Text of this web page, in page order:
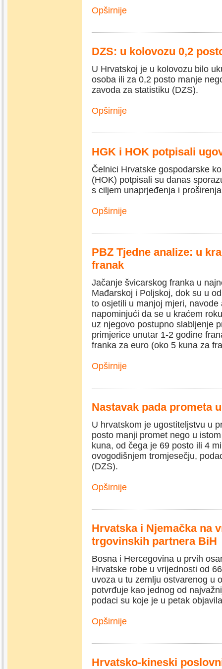
Opširnije
DZS: u kolovozu 0,2
U Hrvatskoj je u kolovozu bilo
osoba ili za 0,2 posto manje
zavoda za statistiku (DZS).
Opširnije
HGK i HOK potpisali
Čelnici Hrvatske gospodarske
(HOK) potpisali su danas
s ciljem unaprjeđenja i
Opširnije
PBZ Tjedne analize: u
franak
Jačanje švicarskog franka u
Mađarskoj i Poljskoj, dok su u
to osjetili u manjoj mjeri,
napominjući da se u kraćem
uz njegovo postupno slabljenje
primjerice unutar 1-2 godine
franka za euro (oko 5 kuna za
Opširnije
Nastavak pada prometa
U hrvatskom je ugostiteljstvu u
posto manji promet nego u
kuna, od čega je 69 posto ili 4
ovogodišnjem tromjesečju,
(DZS).
Opširnije
Hrvatska i Njemačka na
trgovinskih partnera BiH
Bosna i Hercegovina u prvih
Hrvatske robe u vrijednosti od
uvoza u tu zemlju ostvarenog u
potvrđuje kao jednog od
podaci su koje je u petak
Opširnije
Hrvatsko-kineski